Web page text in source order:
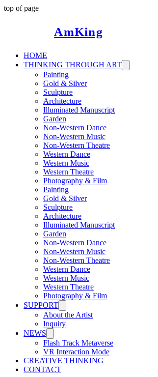
top of page
AmKing
HOME
THINKING THROUGH ART
Painting
Gold & Silver
Sculpture
Architecture
Illuminated Manuscript
Garden
Non-Western Dance
Non-Western Music
Non-Western Theatre
Western Dance
Western Music
Western Theatre
Photography & Film
Painting
Gold & Silver
Sculpture
Architecture
Illuminated Manuscript
Garden
Non-Western Dance
Non-Western Music
Non-Western Theatre
Western Dance
Western Music
Western Theatre
Photography & Film
SUPPORT
About the Artist
Inquiry
NEWS
Flash Track Metaverse
VR Interaction Mode
CREATIVE THINKING
CONTACT